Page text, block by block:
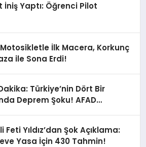
İniş Yaptı: Öğrenci Pilot
İlk Macera, Korkunç
ile Sona Erdi!
Türkiye’nin Dört Bir
Deprem Şoku! AFAD
Feti Yıldız’dan Şok Açıklama:
Yasa İçin 430 Tahmin!